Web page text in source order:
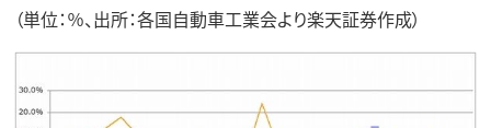
（単位：％、出所：各国自動車工業会より楽天証券作成）